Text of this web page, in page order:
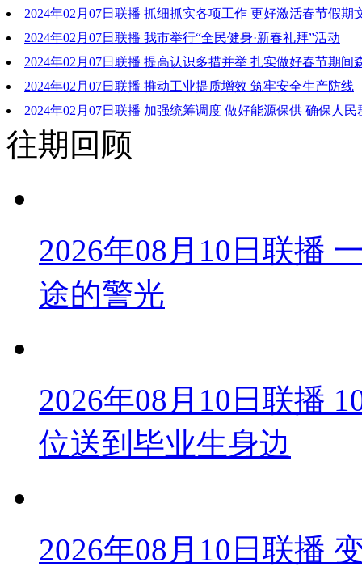
2024年02月07日联播 抓细抓实各项工作 更好激活春节假期
2024年02月07日联播 我市举行“全民健身·新春礼拜”活动
2024年02月07日联播 提高认识多措并举 扎实做好春节期间
工作2024年02月07日联播 推动工业提质增效 筑牢安全生产防线
2024年02月07日联播 加强统筹调度 做好能源保供 确保人民
暖过冬过节
往期回顾
2026年08月10日联播
途的警光
2026年08月10日联播
位送到毕业生身边
2026年08月10日联播